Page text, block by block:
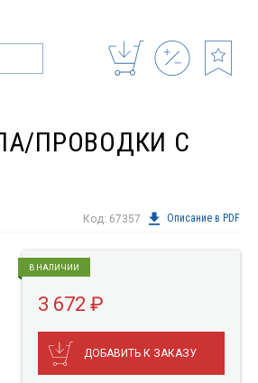
ПРОВОДКИ С
Код: 67357 Описание в PDF
В НАЛИЧИИ
3 672 ₽
ДОБАВИТЬ К ЗАКАЗУ